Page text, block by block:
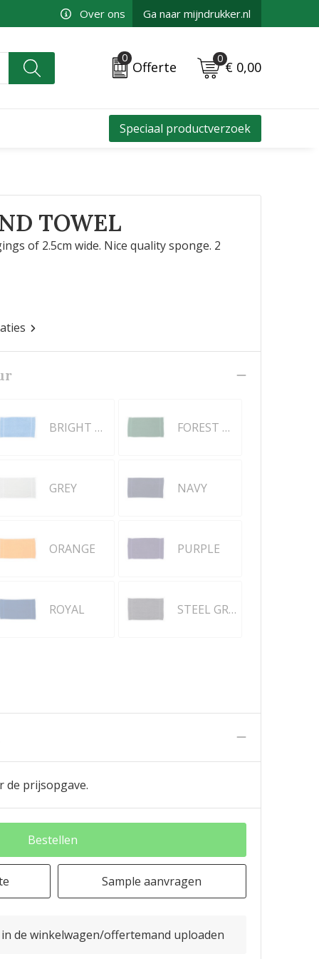
Over ons Ga naar mijndrukker.nl
0
Offerte
0
€ 0,00
Speciaal productverzoek
TOWEL
of 2.5cm wide. Nice quality sponge. 2
BRIGHT BLUE FOREST GREEN
GREY NAVY
ORANGE PURPLE
ROYAL STEEL GREY
de prijsopgave.
Bestellen
Sample aanvragen
de winkelwagen/offertemand uploaden